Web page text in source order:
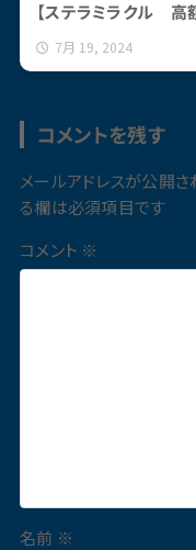
【ステラミラクル 高
7月 19, 2024
コメントを残す
メールアドレスが公開さ
る欄は必須項目です
コメント ※
名前 ※